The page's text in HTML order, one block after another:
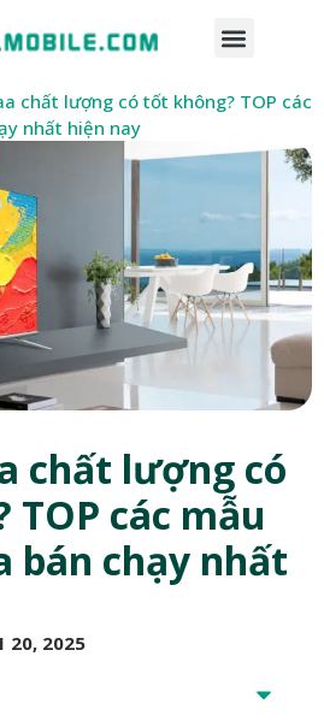
chất lượng có tốt không? TOP các
nhất hiện nay
chất lượng có
các mẫu
bán chạy nhất
20, 2025